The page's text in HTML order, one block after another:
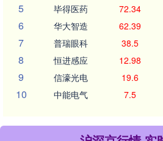
5 毕得医药 72.34
6 华大智造 62.39
7 普瑞眼科 38.5
8 恒进感应 12.98
9 信濠光电 19.6
10 中能电气 7.5